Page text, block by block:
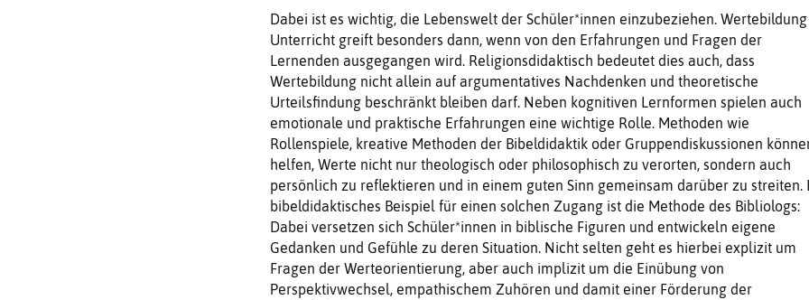
Dabei ist es wichtig, die Lebenswelt der Schüler*innen einzubeziehen.
Unterricht greift besonders dann, wenn von den Erfahrungen und Fragen der
Lernenden ausgegangen wird. Religionsdidaktisch bedeutet dies auch, dass
Wertebildung nicht allein auf argumentatives Nachdenken und theoretische
Urteilsfindung beschränkt bleiben darf. Neben kognitiven Lernformen spielen auch
emotionale und praktische Erfahrungen eine wichtige Rolle. Methoden wie
Rollenspiele, kreative Methoden der Bibeldidaktik oder Gruppendiskussionen
helfen, Werte nicht nur theologisch oder philosophisch zu verorten, sondern auch
persönlich zu reflektieren und in einem guten Sinn gemeinsam darüber zu streiten.
bibeldidaktisches Beispiel für einen solchen Zugang ist die Methode des Bibliologs:
Dabei versetzen sich Schüler*innen in biblische Figuren und entwickeln eigene
Gedanken und Gefühle zu deren Situation. Nicht selten geht es hierbei explizit um
Fragen der Werteorientierung, aber auch implizit um die Einübung von
Perspektivwechsel, empathischem Zuhören und damit einer Förderung der